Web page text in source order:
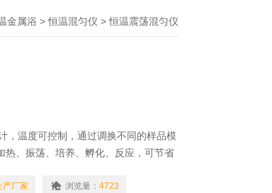
金属浴 >恒温混匀仪 > 恒温震荡混匀仪
，温度可控制，通过调换不同的样品模
热、振荡、培养、孵化、反应，可节省
员的效率。是样品孵化、催化、混匀以
产厂家 浏览量： 4723